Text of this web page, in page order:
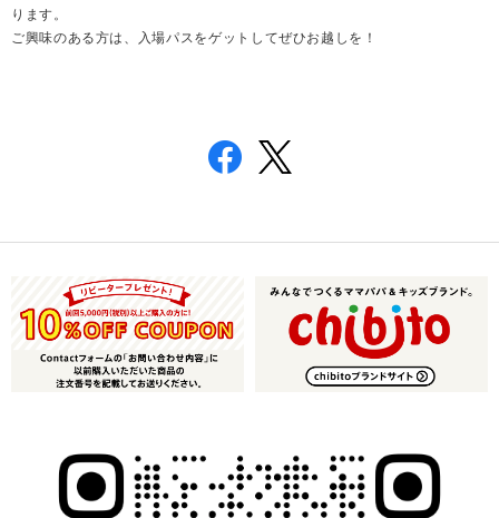
ります。
ご興味のある方は、入場パスをゲットしてぜひお越しを！